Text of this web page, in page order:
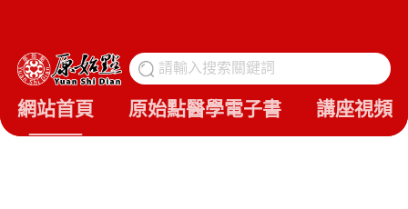
請輸入搜索關鍵詞
網站首頁 原始點醫學電子書 講座視頻